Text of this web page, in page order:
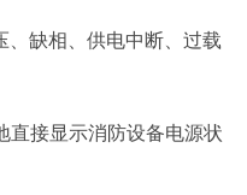
、缺相、供电中断、过载
直接显示消防设备电源状